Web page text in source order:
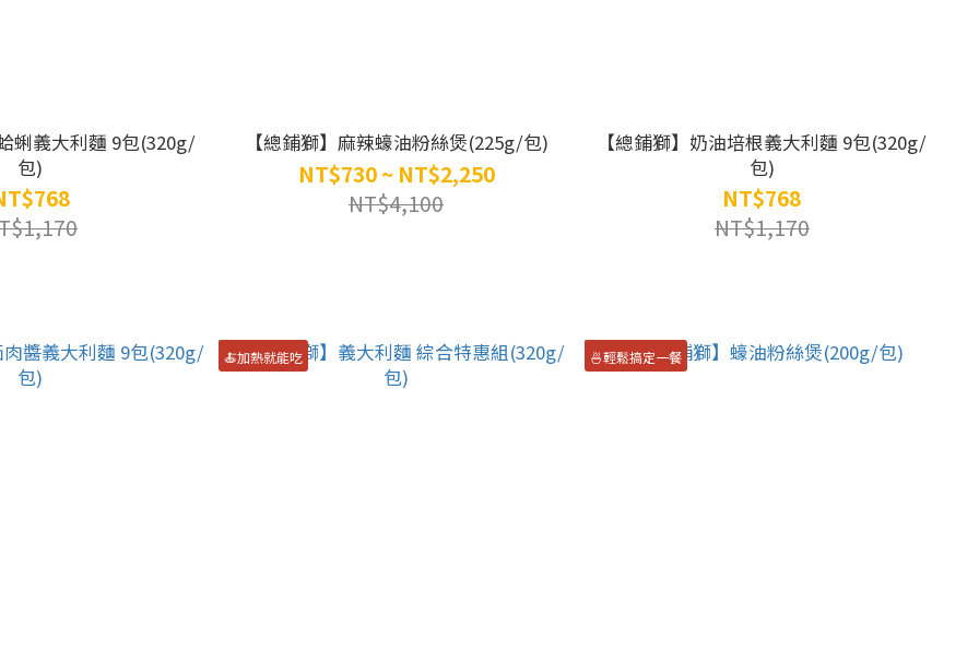
蜊義大利麵 9包(320g/
包)
【總鋪獅】麻辣蠔油粉絲煲(225g/包)
NT$730 ~ NT$2,250
NT$4,100
【總鋪獅】奶油培根義大利麵 9包(320g/
包)
NT$768
NT$1,170
🍝加熱就能吃 🍜輕鬆搞定一餐